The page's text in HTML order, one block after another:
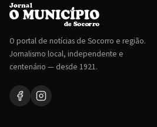
O portal de notícias de Socorro e região.
Jornalismo local, independente e
centenário — desde 1921.